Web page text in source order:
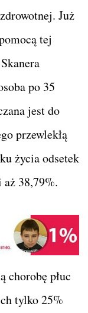
Już
tej
po 35
jest do
przewlekłą
życia odsetek
38,79%.
chorobę płuc
tylko 25%